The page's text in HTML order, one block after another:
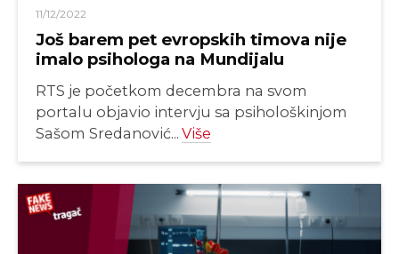
11/12/2022
Još barem pet evropskih timova nije
imalo psihologa na Mundijalu
RTS je početkom decembra na svom
portalu objavio intervju sa psihološkinjom
Sašom Sredanović... Više